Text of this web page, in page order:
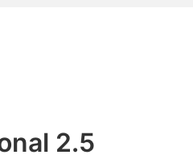
2.5